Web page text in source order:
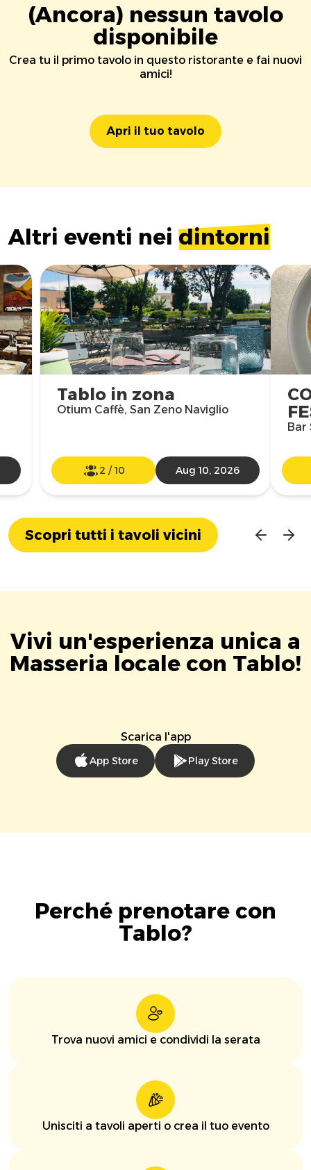
(Ancora) nessun tavolo
disponibile
Crea tu il primo tavolo in questo ristorante e fai nuovi
amici!
Apri il tuo tavolo
Altri eventi nei dintorni
Tablo in zona
Otium Caffè, San Zeno Naviglio
2 /10 Aug 10, 2026
Bar
Scopri tutti i tavoli vicini
Vivi un'esperienza unica a
Masseria locale con Tablo!
Scarica l'app
App Store Play Store
Perché prenotare con
Tablo?
Trova nuovi amici e condividi la serata
Unisciti a tavoli aperti o crea il tuo evento